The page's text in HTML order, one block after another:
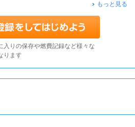
もっと見る
入りの保存や燃費記録など様々な
ります